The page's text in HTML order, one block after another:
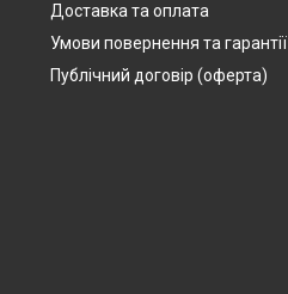
Доставка та оплата
Умови повернення та гарантії
Публічний договір (оферта)